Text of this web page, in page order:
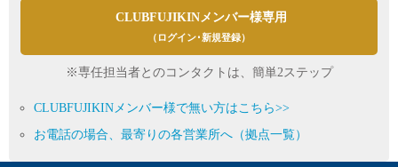
CLUBFUJIKINメンバー様専用
（ログイン･新規登録）
※専任担当者とのコンタクトは、簡単2ステップ
CLUBFUJIKINメンバー様で無い方はこちら>>
お電話の場合、最寄りの各営業所へ（拠点一覧）